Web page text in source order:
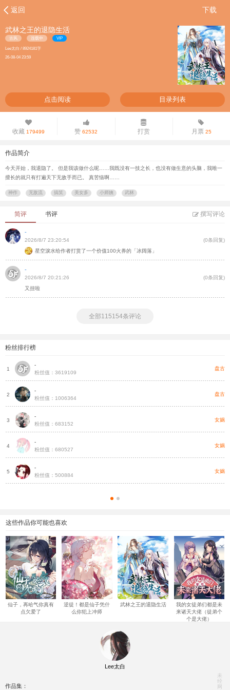
返回 下载
武林之王的退隐生活
古风 连载中 VIP
Lee太白 / 8924181字
26-08-04 23:59
点击阅读 目录列表
收藏 179499 赞 62532 打赏 月票25
作品简介
今天开始，我退隐了。 但是我该做什么呢……我既没有一技之长，也没有做生意的头脑，我唯一
擅长的就只有打遍天下无敌手而已。 真苦恼啊……
神作 无敌流 搞笑 美女多 小师姨 武林
简评 书评 撰写评论
-
2026/8/7 23:20:54
(0条回复)
星空淚水给作者打赏了一个价值100火券的「冰阔落」
-
2026/8/7 20:21:26
(0条回复)
又挂啦
全部115154条评论
粉丝排行榜
1
-
粉丝值：3619109
盘古
2
-
粉丝值：1006364
盘古
3
-
粉丝值：683152
女娲
4
-
粉丝值：680527
女娲
5
-
粉丝值：500884
女娲
这些作品你可能也喜欢
仙子，再哈气你真有
点欠爱了
逆徒！都是仙子凭什
么你犯上冲师
武林之王的退隐生活
我的女徒弟们都是未
来诸天大佬（徒弟个
个是大佬）
Lee太白
作品集：
未
经
网